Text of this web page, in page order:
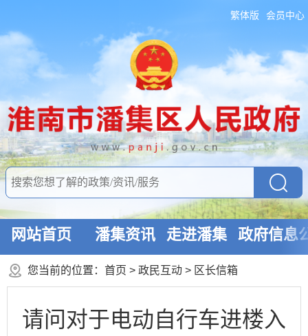
繁体版 会员中心
网站首页 潘集资讯 走进潘集 政府信息
您当前的位置： 首页 > 政民互动 > 区长信箱
请问对于电动自行车进楼入